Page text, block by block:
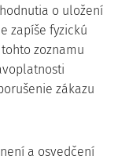
o uložení
zapíše fyzickú
zoznamu
zákazu
a osvedčení